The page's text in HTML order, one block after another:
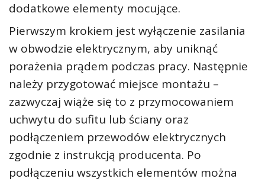
dodatkowe elementy mocujące.
Pierwszym krokiem jest wyłączenie zasilania
w obwodzie elektrycznym, aby uniknąć
porażenia prądem podczas pracy. Następnie
należy przygotować miejsce montażu –
zazwyczaj wiąże się to z przymocowaniem
uchwytu do sufitu lub ściany oraz
podłączeniem przewodów elektrycznych
zgodnie z instrukcją producenta. Po
podłączeniu wszystkich elementów można